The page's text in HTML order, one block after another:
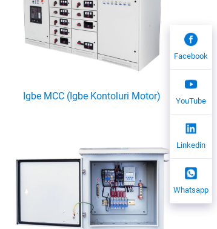
Igbe MCC (Igbe Kontoluri Motor)
Facebook
YouTube
Linkedin
Whatsapp